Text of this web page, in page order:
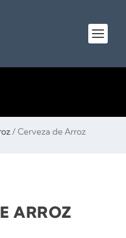
/ Cerveza de Arroz
ARROZ